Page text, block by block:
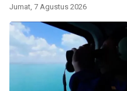
Jumat, 7 Agustus 2026